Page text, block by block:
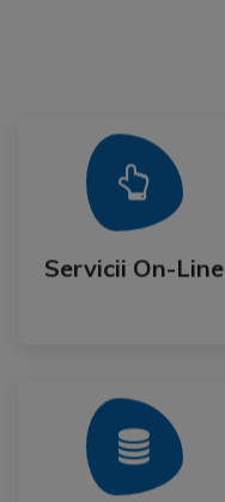
Servicii On-Line
Servicii On-Line
Mai Mult
Mai Mult